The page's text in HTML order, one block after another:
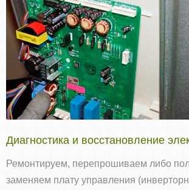
Диагностика и восстановление
Ремонтируем, перепрошиваем либо
заменяем плату управления